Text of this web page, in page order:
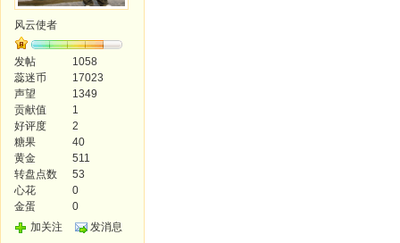
风云使者
发帖
1058
蕊迷币
17023
声望
1349
贡献值
1
好评度
2
糖果
40
黄金
511
转盘点数
53
心花
0
金蛋
0
加关注
发消息